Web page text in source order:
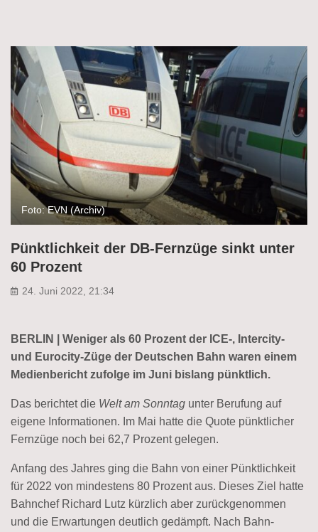
Foto: EVN (Archiv)
Pünktlichkeit der DB-Fernzüge sinkt unter
60 Prozent
24. Juni 2022, 21:34
BERLIN | Weniger als 60 Prozent der ICE-, Intercity-
und Eurocity-Züge der Deutschen Bahn waren einem
Medienbericht zufolge im Juni bislang pünktlich.
Das berichtet die Welt am Sonntag unter Berufung auf
eigene Informationen. Im Mai hatte die Quote pünktlicher
Fernzüge noch bei 62,7 Prozent gelegen.
Anfang des Jahres ging die Bahn von einer Pünktlichkeit
für 2022 von mindestens 80 Prozent aus. Dieses Ziel hatte
Bahnchef Richard Lutz kürzlich aber zurückgenommen
und die Erwartungen deutlich gedämpft. Nach Bahn-